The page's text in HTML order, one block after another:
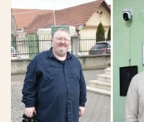
(VIDEO): Pacientul cu
numărul 10.000! Moment
memorabil în cabinetul
stomatologic
3 august 2026